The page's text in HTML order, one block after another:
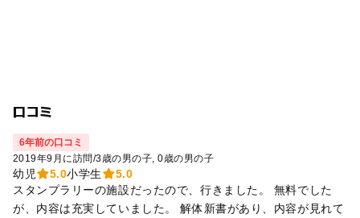
口コミ
6年前の口コミ
2019年9月に訪問/3歳の男の子 0歳の男の子
幼児 5.0小学生
5.0
スタンプラリーの施設だったので、行きました。 無料でした
が、内容は充実していました。 解体新書があり、内容が見れて